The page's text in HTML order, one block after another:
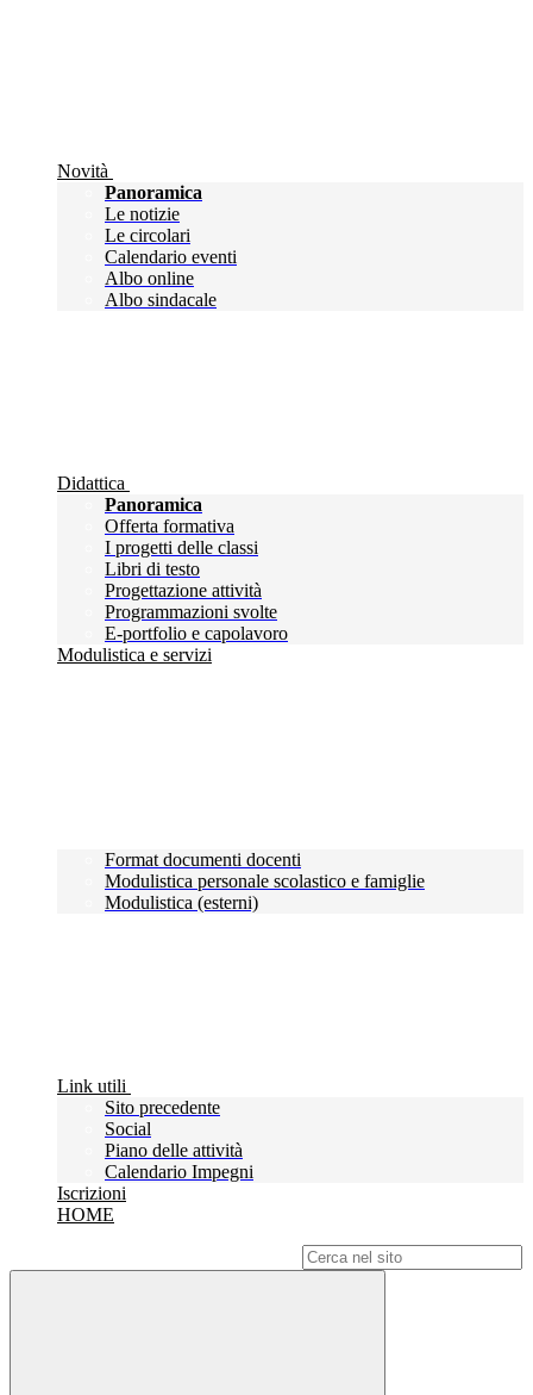
Novità
Panoramica
Le notizie
Le circolari
Calendario eventi
Albo online
Albo sindacale
Didattica
Panoramica
Offerta formativa
I progetti delle classi
Libri di testo
Progettazione attività
Programmazioni svolte
E-portfolio e capolavoro
Modulistica e servizi
Format documenti docenti
Modulistica personale scolastico e famiglie
Modulistica (esterni)
Link utili
Sito precedente
Social
Piano delle attività
Calendario Impegni
Iscrizioni
HOME